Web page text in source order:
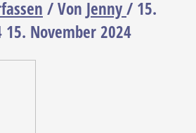
/ Von Jenny/ 15.
15. November 2024